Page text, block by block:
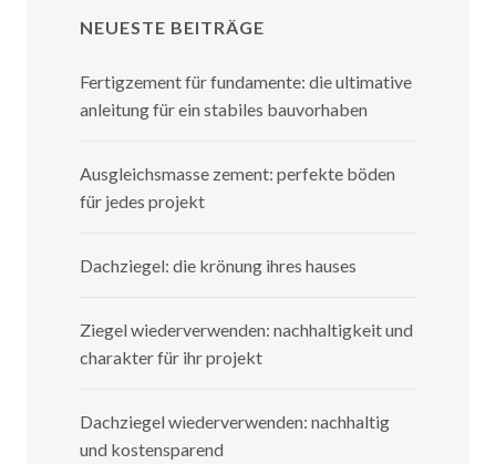
NEUESTE BEITRÄGE
Fertigzement für fundamente: die ultimative
anleitung für ein stabiles bauvorhaben
Ausgleichsmasse zement: perfekte böden
für jedes projekt
Dachziegel: die krönung ihres hauses
Ziegel wiederverwenden: nachhaltigkeit und
charakter für ihr projekt
Dachziegel wiederverwenden: nachhaltig
und kostensparend